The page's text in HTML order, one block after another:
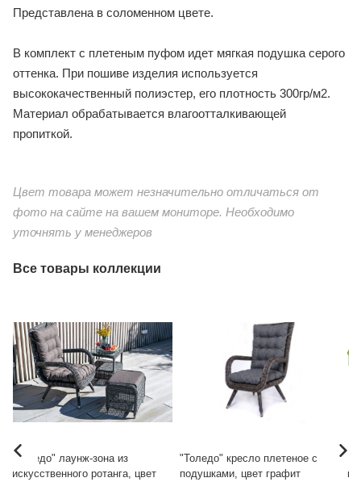
Представлена в соломенном цвете.
В комплект с плетеным пуфом идет мягкая подушка серого
оттенка. При пошиве изделия используется
высококачественный полиэстер, его плотность 300гр/м2.
Материал обрабатывается влагоотталкивающей
пропиткой.
Цвет товара может незначительно отличаться от
фото на сайте на вашем мониторе. Необходимо
уточнять у менеджеров
Все товары коллекции
"Толедо" лаунж-зона из
искусственного ротанга, цвет
"Толедо" кресло плетеное с
подушками, цвет графит